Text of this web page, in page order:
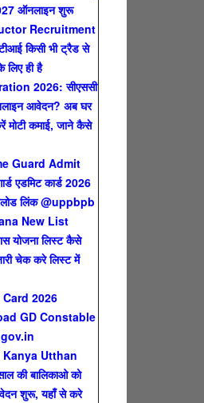
ऑनलाइन शुरू
Recruitment
किसी भी ट्रैड से
लिए ही है
2026: सीएससी
आवेदन? अब घर
मोटी कमाई, जाने कैसे
Guard Admit
एडमिट कार्ड 2026
लिंक @uppbpb
New List
योजना लिस्ट कैसे
चेक करे लिस्ट में
2026
GD Constable
Utthan
की बालिकाओ को
शुरू, यहाँ से करे